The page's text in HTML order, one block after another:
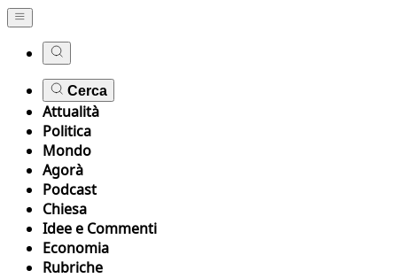
Cerca
Attualità
Politica
Mondo
Agorà
Podcast
Chiesa
Idee e Commenti
Economia
Rubriche